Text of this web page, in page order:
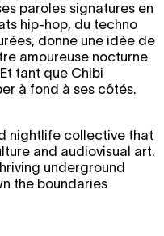
paroles signatures en
hip-hop, du techno
donne une idée de
amoureuse nocturne
tant que Chibi
à fond à ses côtés.
nightlife collective that
and audiovisual art.
underground
the boundaries